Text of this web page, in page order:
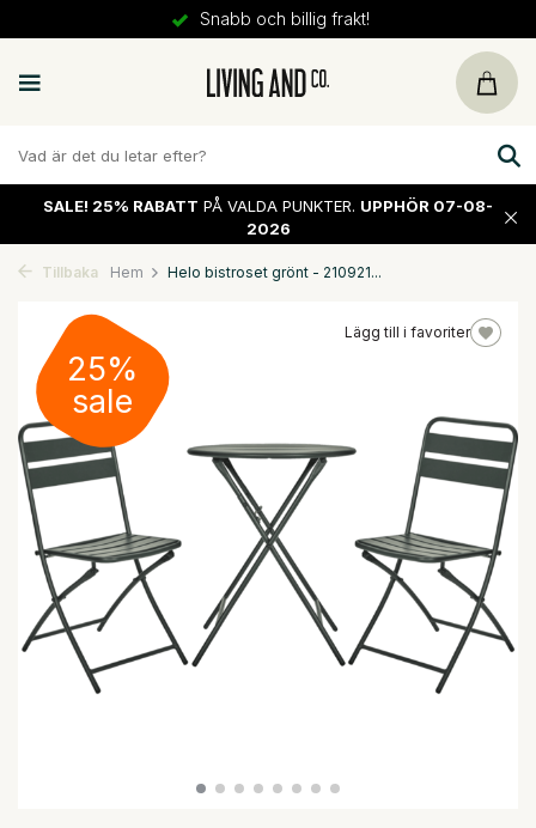
Snabb och billig frakt!
SALE! 25% RABATT PÅ VALDA PUNKTER. UPPHÖR 07-08-
2026
Tillbaka Hem Helo bistroset grönt - 210921...
Lägg till i favoriter
25%
sale